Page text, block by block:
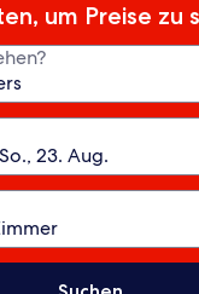
um Preise zu